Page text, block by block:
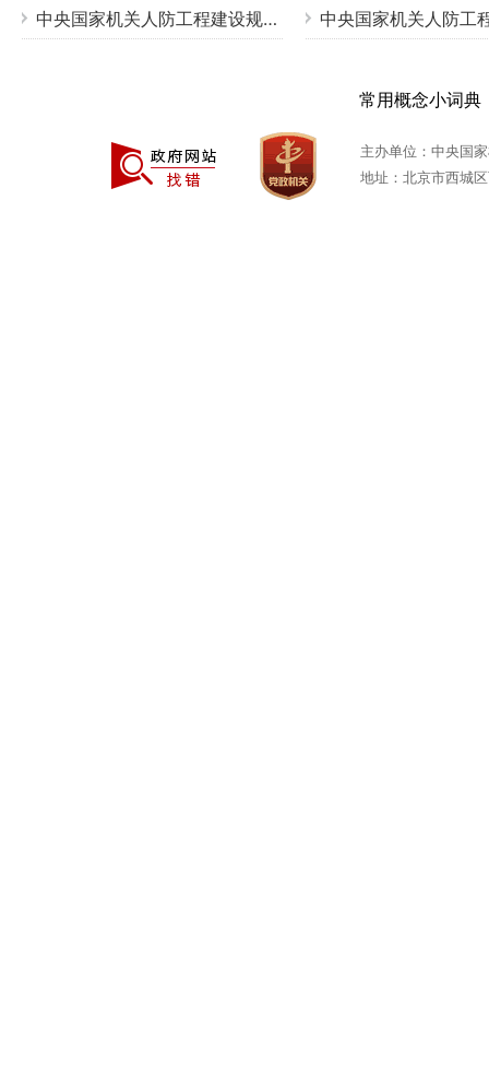
中央国家机关人防工程建设规划办理程序
常用概念小词典
主办单位：中央国
地址：北京市西城